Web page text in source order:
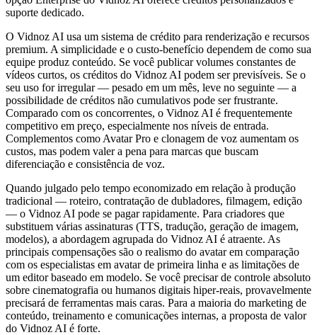
suporte dedicado.
O Vidnoz AI usa um sistema de crédito para renderização e recursos
premium. A simplicidade e o custo-benefício dependem de como sua
equipe produz conteúdo. Se você publicar volumes constantes de
vídeos curtos, os créditos do Vidnoz AI podem ser previsíveis. Se o
seu uso for irregular — pesado em um mês, leve no seguinte — a
possibilidade de créditos não cumulativos pode ser frustrante.
Comparado com os concorrentes, o Vidnoz AI é frequentemente
competitivo em preço, especialmente nos níveis de entrada.
Complementos como Avatar Pro e clonagem de voz aumentam os
custos, mas podem valer a pena para marcas que buscam
diferenciação e consistência de voz.
Quando julgado pelo tempo economizado em relação à produção
tradicional — roteiro, contratação de dubladores, filmagem, edição
— o Vidnoz AI pode se pagar rapidamente. Para criadores que
substituem várias assinaturas (TTS, tradução, geração de imagem,
modelos), a abordagem agrupada do Vidnoz AI é atraente. As
principais compensações são o realismo do avatar em comparação
com os especialistas em avatar de primeira linha e as limitações de
um editor baseado em modelo. Se você precisar de controle absoluto
sobre cinematografia ou humanos digitais hiper-reais, provavelmente
precisará de ferramentas mais caras. Para a maioria do marketing de
conteúdo, treinamento e comunicações internas, a proposta de valor
do Vidnoz AI é forte.